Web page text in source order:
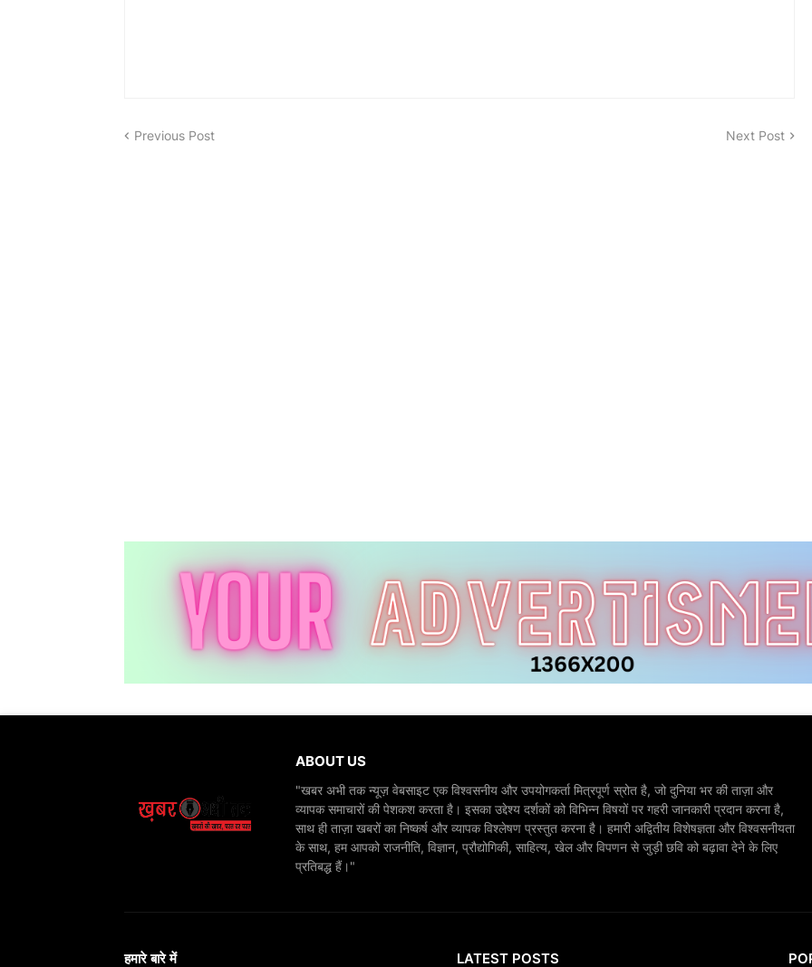
Previous Post Next Post
ABOUT US
"खबर अभी तक न्यूज़ वेबसाइट एक विश्वसनीय और उपयोगकर्ता मित्रपूर्ण स्रोत है, जो दुनिया भर की ताज़ा और
व्यापक समाचारों की पेशकश करता है। इसका उद्देश्य दर्शकों को विभिन्न विषयों पर गहरी जानकारी प्रदान करना है,
साथ ही ताज़ा खबरों का निष्कर्ष और व्यापक विश्लेषण प्रस्तुत करना है। हमारी अद्वितीय विशेषज्ञता और विश्वसनीयता
के साथ, हम आपको राजनीति, विज्ञान, प्रौद्योगिकी, साहित्य, खेल और विपणन से जुड़ी छवि को बढ़ावा देने के लिए
प्रतिबद्ध हैं।"
हमारे बारे में LATEST POSTS